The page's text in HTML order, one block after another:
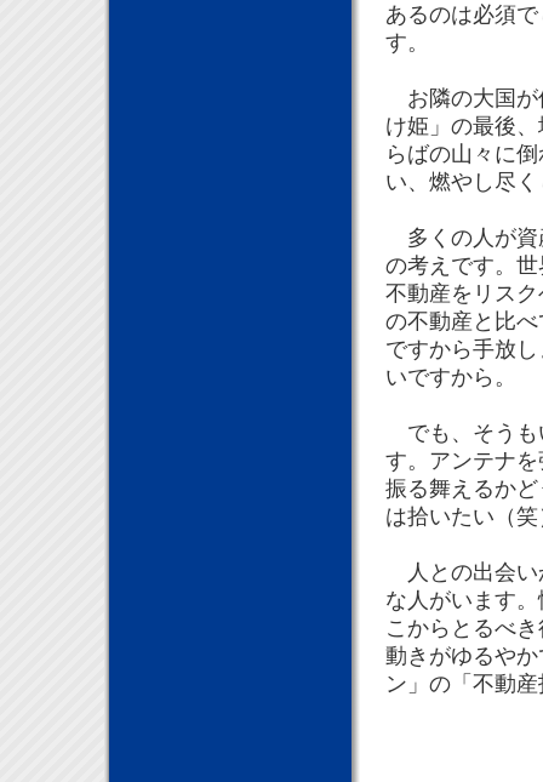
あるのは必須
す。
お隣の大国が
け姫」の最後
らばの山々に
い、燃やし尽
多くの人が資
の考えです。
不動産をリス
の不動産と比
ですから手放
いですから。
でも、そうも
す。アンテナ
振る舞えるか
は拾いたい（
人との出会い
な人がいます
こからとるべ
動きがゆるや
ン」の「不動